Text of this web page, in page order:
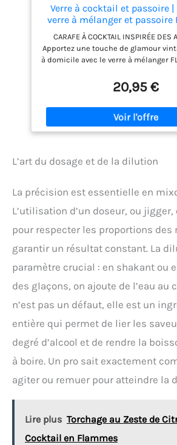
Verre à cocktail et passoire
verre à mélanger et passoire
de 700ml pour la préparation
Negroni, Old Fashioned et
CARAFE À COCKTAIL INSPIRÉE DES
Apportez une touche de glamour
à domicile avec le verre à mélanger
de l’époque de la Prohibition, ce set
remuer des cocktails classiques
Negronis, Old Fashioned et bien
ÉLÉGANT EN VERRE YARAI TAILLÉ –
traditionnel japonais Yarai pour une
stabilité optimale et un style
Conçu avec un large bec verseur
fluide sans éclaboussures, et
trempé résistant pour un usage
à 3 cocktails en une seule fois —
soirées ou les amateurs de
Accompagnée d’une passoire
relevé anti-éclaboussures et picots
parfaite pour filtrer glaçons et
IDÉAL POUR BARMANS À DOMICILE &
– Que vous soyez amateur ou
prêt à offrir, c’est le cadeau
passionné de
20,95 €
L’art du dosage et de la dilution
La précision est essentielle en
L’utilisation d’un doseur, ou
pour respecter les proportions des
garantir un résultat constant. La
paramètre crucial : en shakant ou
des glaçons, on ajoute de l’eau au
n’est pas un défaut, elle est un
entière qui permet de lier les
degré d’alcool et de rendre la
à boire. Un pro sait exactement
agiter ou remuer pour atteindre la
Lire plus Torchage au Zeste de
Cocktail en Flammes